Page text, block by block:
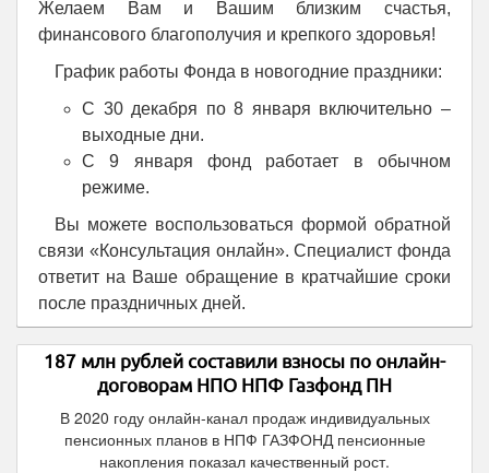
Желаем Вам и Вашим близким счастья,
финансового благополучия и крепкого здоровья!
График работы Фонда в новогодние праздники:
С 30 декабря по 8 января включительно –
выходные дни.
С 9 января фонд работает в обычном
режиме.
Вы можете воспользоваться формой обратной
связи «Консультация онлайн». Специалист фонда
ответит на Ваше обращение в кратчайшие сроки
после праздничных дней.
187 млн рублей составили взносы по онлайн-
договорам НПО НПФ Газфонд ПН
В 2020 году онлайн-канал продаж индивидуальных
пенсионных планов в НПФ ГАЗФОНД пенсионные
накопления показал качественный рост.